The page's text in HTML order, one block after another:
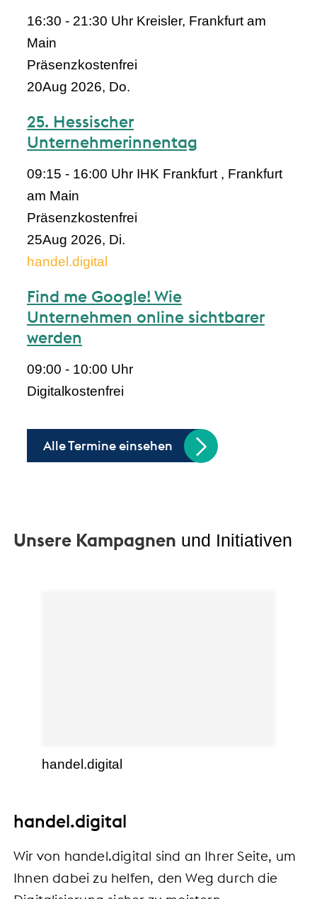
16:30 - 21:30 Uhr Kreisler, Frankfurt am
Main
Präsenzkostenfrei
20Aug 2026, Do.
25. Hessischer
Unternehmerinnentag
09:15 - 16:00 Uhr IHK Frankfurt , Frankfurt
am Main
Präsenzkostenfrei
25Aug 2026, Di.
handel.digital
Find me Google! Wie
Unternehmen online sichtbarer
werden
09:00 - 10:00 Uhr
Digital kostenfrei
Alle Termine einsehen
Unsere Kampagnen und Initiativen
handel.digital
handel.digital
Wir von handel.digital sind an Ihrer Seite, um
Ihnen dabei zu helfen, den Weg durch die